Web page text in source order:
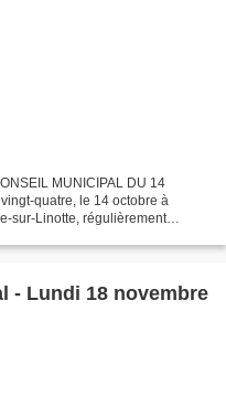
MUNICIPAL DU 14
quatre, le 14 octobre à
sur-Linotte, régulièrement
- Lundi 18 novembre